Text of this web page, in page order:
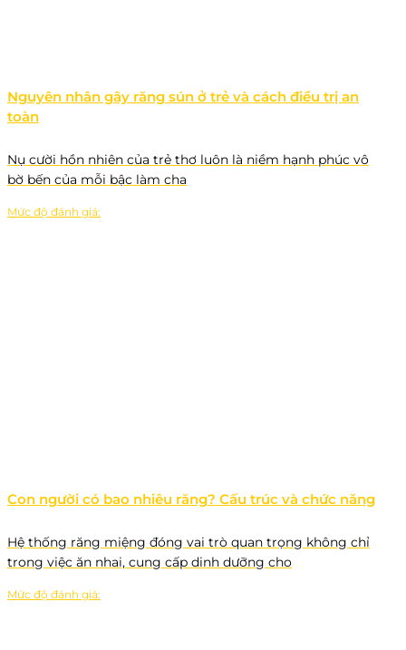
Nguyên nhân gây răng sún ở trẻ và cách điều trị an
toàn
Nụ cười hồn nhiên của trẻ thơ luôn là niềm hạnh phúc vô
bờ bến của mỗi bậc làm cha
Mức độ đánh giá:
Con người có bao nhiêu răng? Cấu trúc và chức năng
Hệ thống răng miệng đóng vai trò quan trọng không chỉ
trong việc ăn nhai, cung cấp dinh dưỡng cho
Mức độ đánh giá: